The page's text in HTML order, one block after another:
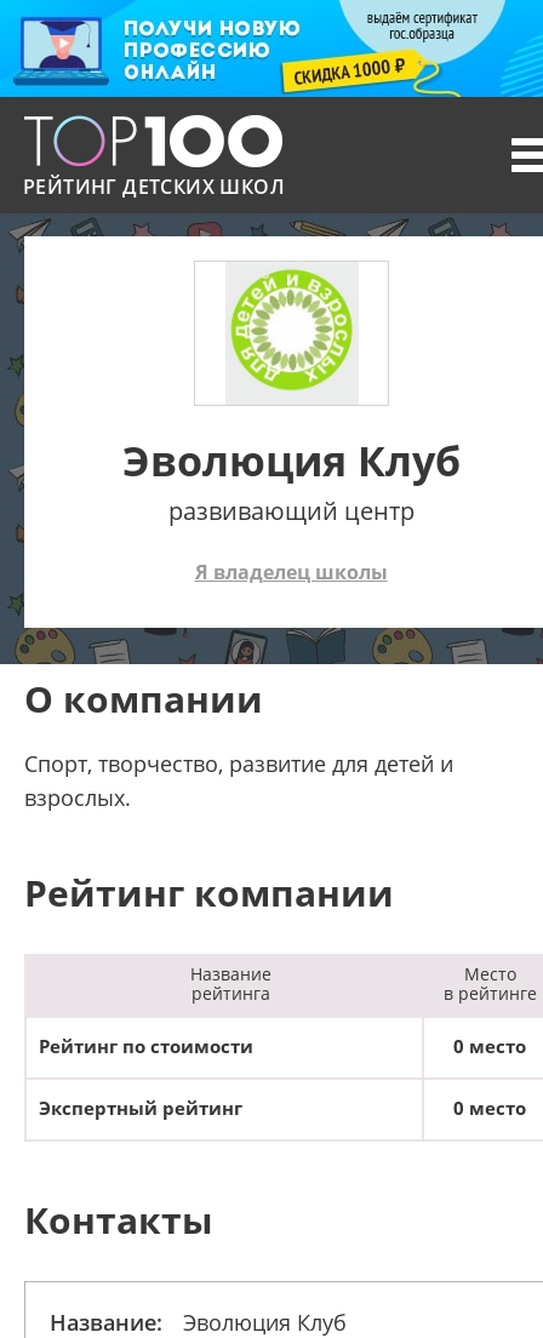
РЕЙТИНГ ДЕТСКИХ ШКОЛ
Эволюция Клуб
развивающий центр
Я владелец школы
О компании
Спорт, творчество, развитие для детей и
взрослых.
Рейтинг компании
Название
рейтинга
Место
в рейтинге
Рейтинг по стоимости 0 место
Экспертный рейтинг 0 место
Контакты
Название:
Эволюция Клуб